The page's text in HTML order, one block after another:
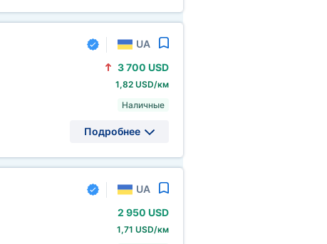
UA
3 700 USD
1,82 USD/км
Наличные
Подробнее
UA
2 950 USD
1,71 USD/км